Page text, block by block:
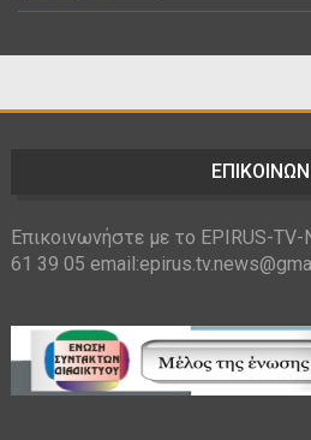
Επικοινωνήστε με το EPIRUS-
61 39 05